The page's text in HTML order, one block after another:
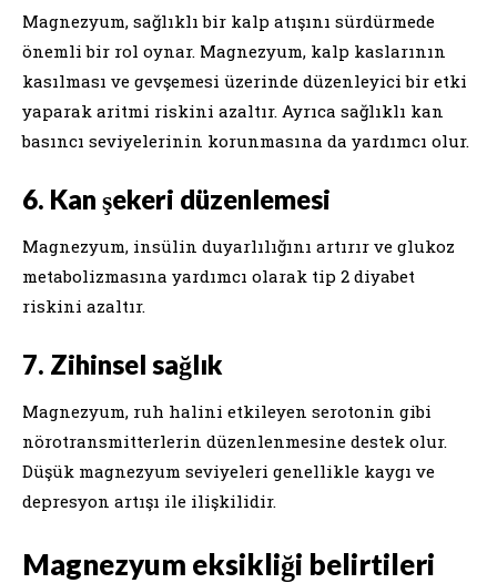
Magnezyum, sağlıklı bir kalp atışını sürdürmede
önemli bir rol oynar. Magnezyum, kalp kaslarının
kasılması ve gevşemesi üzerinde düzenleyici bir etki
yaparak aritmi riskini azaltır. Ayrıca sağlıklı kan
basıncı seviyelerinin korunmasına da yardımcı olur.
6. Kan şekeri düzenlemesi
Magnezyum, insülin duyarlılığını artırır ve glukoz
metabolizmasına yardımcı olarak tip 2 diyabet
riskini azaltır.
7. Zihinsel sağlık
Magnezyum, ruh halini etkileyen serotonin gibi
nörotransmitterlerin düzenlenmesine destek olur.
Düşük magnezyum seviyeleri genellikle kaygı ve
depresyon artışı ile ilişkilidir.
Magnezyum eksikliği belirtileri